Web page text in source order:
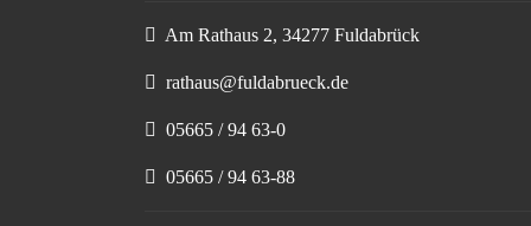
Am Rathaus 2, 34277 Fuldabrück
rathaus@fuldabrueck.de
05665 / 94 63-0
05665 / 94 63-88